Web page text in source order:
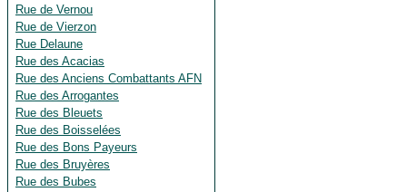
Rue de Vernou
Rue de Vierzon
Rue Delaune
Rue des Acacias
Rue des Anciens Combattants AFN
Rue des Arrogantes
Rue des Bleuets
Rue des Boisselées
Rue des Bons Payeurs
Rue des Bruyères
Rue des Bubes